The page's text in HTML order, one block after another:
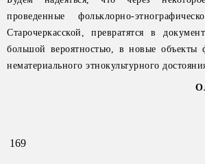
проведенные фольклорно-
Старочеркасской, превратятся в
большой вероятностью, в новые объекты
нематериального этнокультурного
169